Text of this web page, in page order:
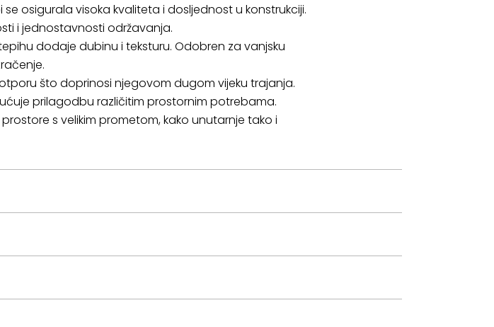
osigurala visoka kvaliteta i dosljednost u konstrukciji.
i jednostavnosti održavanja.
dodaje dubinu i teksturu. Odobren za vanjsku
što doprinosi njegovom dugom vijeku trajanja.
prilagodbu različitim prostornim potrebama.
s velikim prometom, kako unutarnje tako i